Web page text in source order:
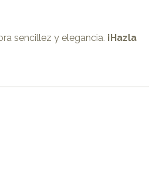
sencillez y elegancia. ¡Hazla